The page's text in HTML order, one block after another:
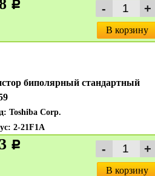
c
В корзину
биполярный стандартный
Toshiba Corp.
2-21F1A
c
В корзину